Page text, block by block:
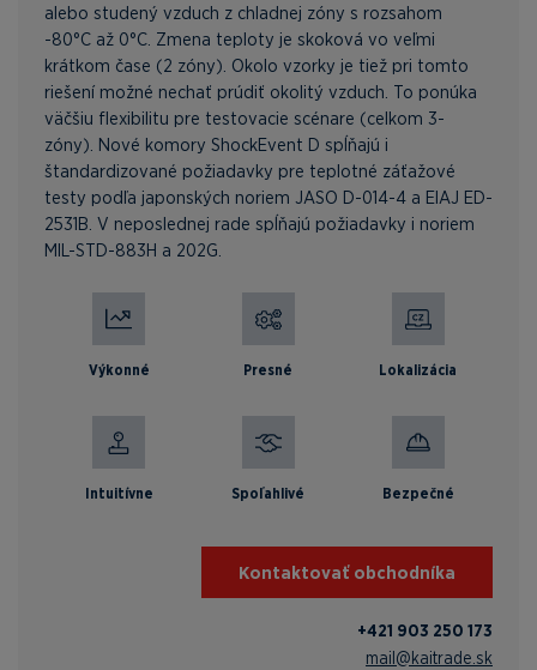
alebo studený vzduch z chladnej zóny s rozsahom
-80°C až 0°C. Zmena teploty je skoková vo veľmi
krátkom čase (2 zóny). Okolo vzorky je tiež pri tomto
riešení možné nechať prúdiť okolitý vzduch. To ponúka
väčšiu flexibilitu pre testovacie scénare (celkom 3-
zóny). Nové komory ShockEvent D spĺňajú i
štandardizované požiadavky pre teplotné záťažové
testy podľa japonských noriem JASO D-014-4 a EIAJ ED-
2531B. V neposlednej rade spĺňajú požiadavky i noriem
MIL-STD-883H a 202G.
Kontaktovať obchodníka
+421 903 250 173
mail@kaitrade.sk
Výkonné Presné Lokalizácia
Intuitívne Spoľahlivé Bezpečné